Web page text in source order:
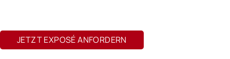
JETZT EXPOSÉ ANFORDERN